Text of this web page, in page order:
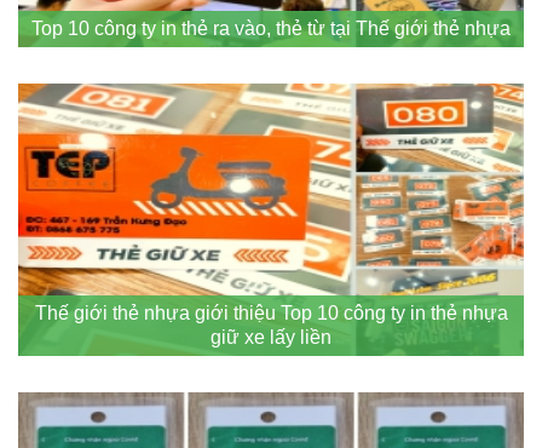
Top 10 công ty in thẻ ra vào, thẻ từ tại Thế giới thẻ nhựa
Thế giới thẻ nhựa giới thiệu Top 10 công ty in thẻ nhựa
giữ xe lấy liền